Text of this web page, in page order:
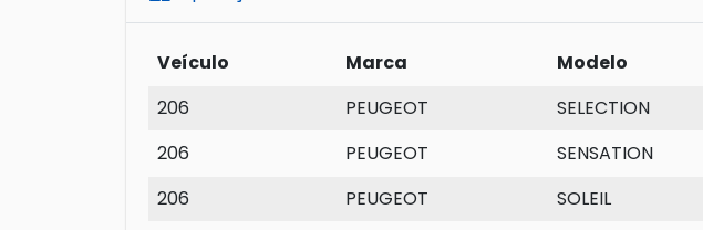
Veículo Marca Modelo
206
PEUGEOT SELECTION
206
PEUGEOT SENSATION
206
PEUGEOT SOLEIL